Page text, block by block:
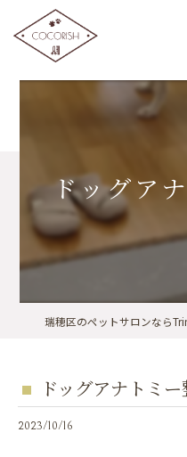
ドッグア
ドッグアナトミ
2023/10/16